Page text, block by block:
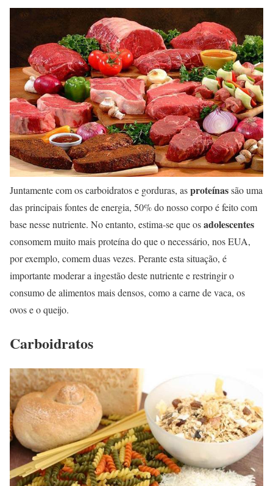
Juntamente com os carboidratos e gorduras, asproteínassão uma
das principais fontes de energia, 50% do nosso corpo é feito com
base nesse nutriente. No entanto, estima-se que osadolescentes
consomem muito mais proteína do que o necessário, nos EUA,
por exemplo, comem duas vezes. Perante esta situação, é
importante moderar a ingestão deste nutriente e restringir o
consumo de alimentos mais densos, como a carne de vaca, os
ovos e o queijo.
Carboidratos